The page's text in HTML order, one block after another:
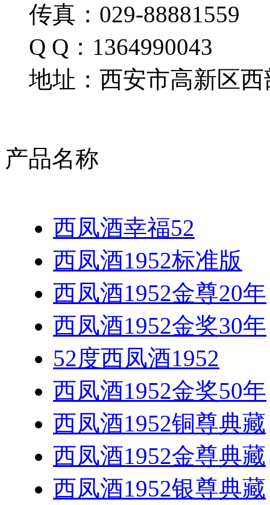
传真：029-88881559
Q Q：1364990043
地址：西安市高新区西
产品名称
西凤酒幸福52
西凤酒1952标准版
西凤酒1952金尊20年
西凤酒1952金奖30年
52度西凤酒1952
西凤酒1952金奖50年
西凤酒1952铜尊典藏
西凤酒1952金尊典藏
西凤酒1952银尊典藏